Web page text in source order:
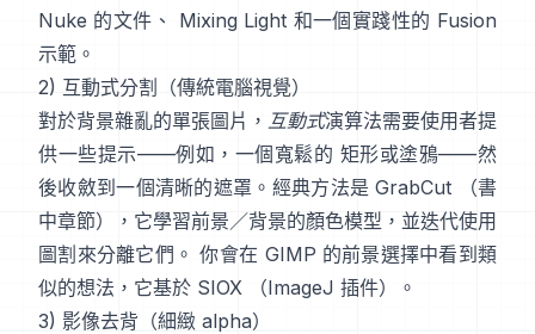
Nuke 的文件 、 Mixing Light 和一個實踐性的 Fusion
示範 。
2) 互動式分割（傳統電腦視覺）
對於背景雜亂的單張圖片， 互動式演算法需要使用者提
供一些提示——例如，一個寬鬆的 矩形或塗鴉——然
後收斂到一個清晰的遮罩。經典方法是 GrabCut （書
中章節），它學習前景／背景的顏色模型，並迭代使用
圖割來分離它們。 你會在 GIMP 的前景選擇中看到類
似的想法，它基於 SIOX （ImageJ 插件）。
3) 影像去背（細緻 alpha）